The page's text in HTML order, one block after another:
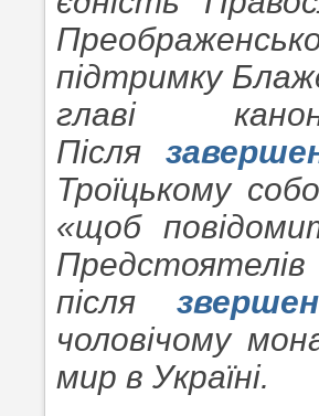
підтримку
главі
Після
Троїцькому
«щоб
після
чоловічому
мир в Україні.